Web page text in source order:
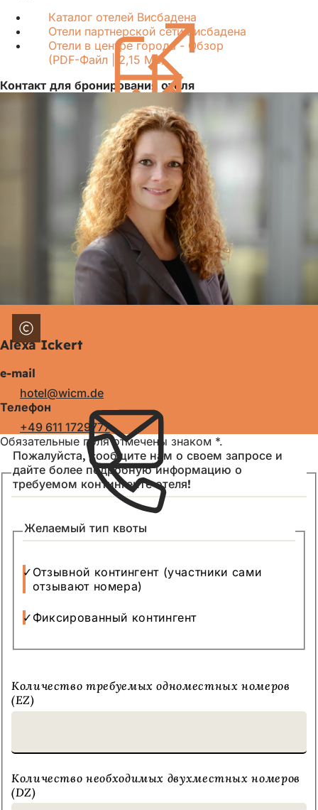
Каталог отелей Висбадена
в
новой
Отели партнерской сети Висбадена
Отели в центре города - Обзор
PDF-Файл
2,15 MB
Контакт для бронирования отеля
Alexa Ickert
e-mail
hotel
wicm de
Телефон
+49 611 1729777
Обязательные поля отмечены знаком *.
Пожалуйста, сообщите нам о своем запросе и
дайте более подробную информацию о
требуемом контингенте отеля!
Желаемый тип квоты
Отзывной контингент (участники сами
отзывают номера)
Фиксированный контингент
Количество требуемых одноместных номеров
(EZ)
Количество необходимых двухместных номеров
(DZ)